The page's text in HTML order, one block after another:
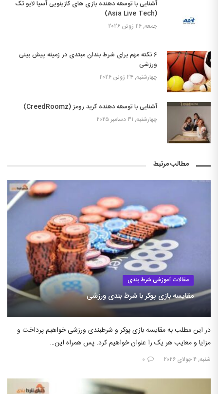
آشنایی با توسعه دهنده بازی های کازینویی آسیا لایو تک
(Asia Live Tech)
جمعه, ۲۶ ژوئن ۲۰۲۶
۶ نکته مهم برای شرط بندان مبتدی در زمینه پیش بینی
ورزشی
چهارشنبه, ۲۴ ژوئن ۲۰۲۶
آشنایی با توسعه دهنده کرید رومز (CreedRoomz)
چهارشنبه, ۳۱ دسامبر ۲۰۲۵
مطالب مرتبط
مقالات آموزشی شرط بندی
مقایسه بازی پوکر با شرط بندی ورزشی
در این مطلب به مقایسه بازی پوکر و شرطبندی ورزشی خواهیم پرداخت و
مزایا و معایب هر یک را عنوان خواهیم کرد. پس همراه این…
شنبه, ۴ جولای ۲۰۲۶ ۰